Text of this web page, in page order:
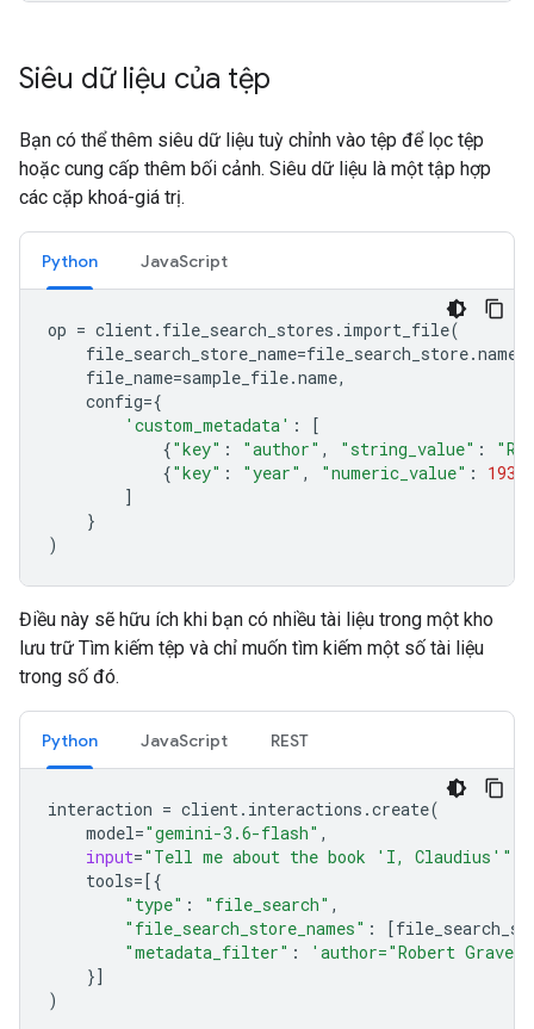
Siêu dữ liệu của tệp
Bạn có thể thêm siêu dữ liệu tuỳ chỉnh vào tệp để lọc tệp
hoặc cung cấp thêm bối cảnh. Siêu dữ liệu là một tập hợp
các cặp khoá-giá trị.
Python JavaScript
op = client. file_search_stores . import_file(
file_search_store_name=file_search_store.name
file_name=sample_file.name,
config={
'custom_metadata' :
[
{"key" : "author" , "string_value" :
{"key" : "year" , "numeric_value" : 1934
]
}
)
Điều này sẽ hữu ích khi bạn có nhiều tài liệu trong một kho
lưu trữ Tìm kiếm tệp và chỉ muốn tìm kiếm một số tài liệu
trong số đó.
Python JavaScript REST
interaction = client. interactions .create(
model="gemini-3.6-flash" ,
input="Tell me about the book 'I, Claudius'"
tools=[{
"type" : "file_search" ,
"file_search_store_names" : [
"metadata_filter" :
'author="Robert
}]
)